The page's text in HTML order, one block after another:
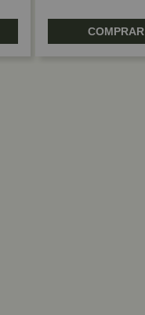
COMPRAR